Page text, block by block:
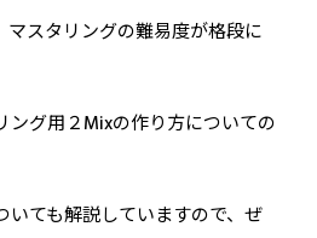
マスタリングの難易度が格段に
ング用２Mixの作り方についての
いても解説していますので、ぜ